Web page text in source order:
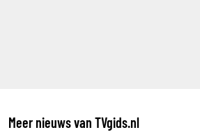
Meer nieuws van TVgids.nl